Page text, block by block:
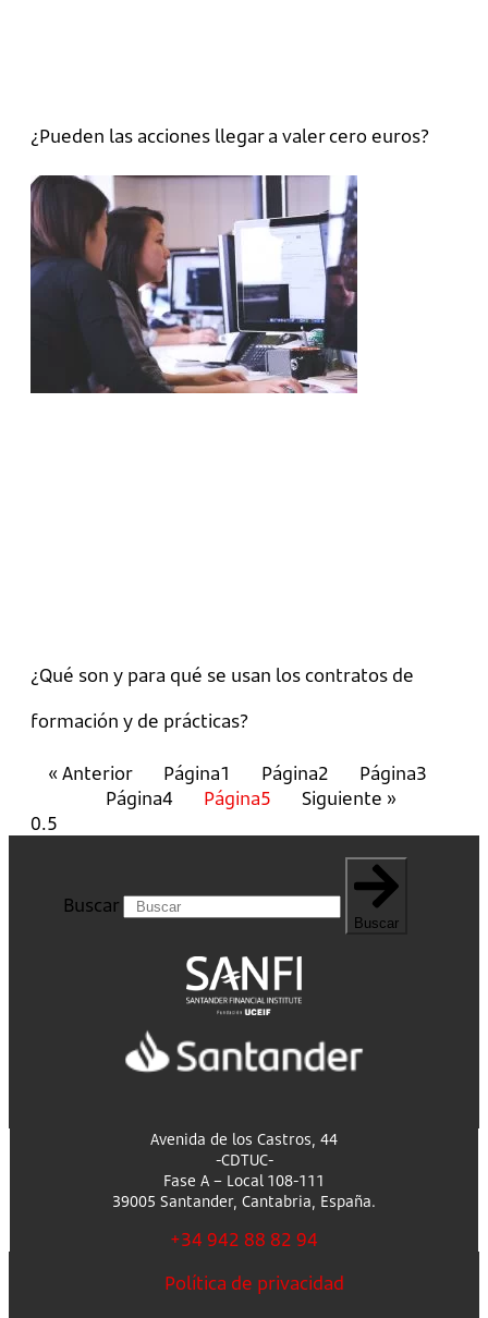
¿Pueden las acciones llegar a valer cero euros?
¿Qué son y para qué se usan los contratos de
formación y de prácticas?
« Anterior Página1 Página2 Página3
Página4 Página5 Siguiente »
Buscar
Buscar
Avenida de los Castros, 44
-CDTUC-
Fase A – Local 108-111
39005 Santander, Cantabria, España.
+34 942 88 82 94
Política de privacidad